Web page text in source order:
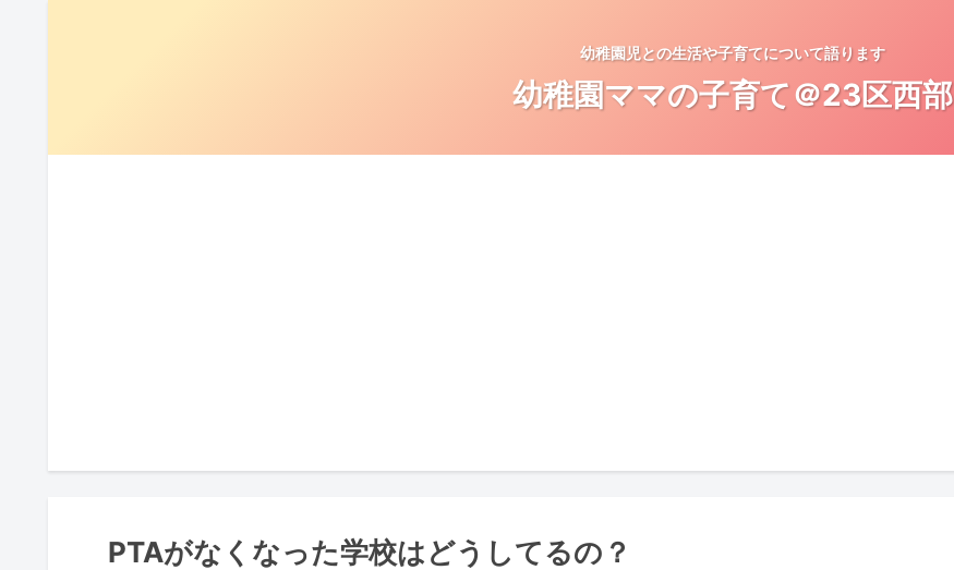
幼稚園児との生活や子育てについて語ります
幼稚園ママの子育て＠23区西部
PTAがなくなった学校はどうしてるの？